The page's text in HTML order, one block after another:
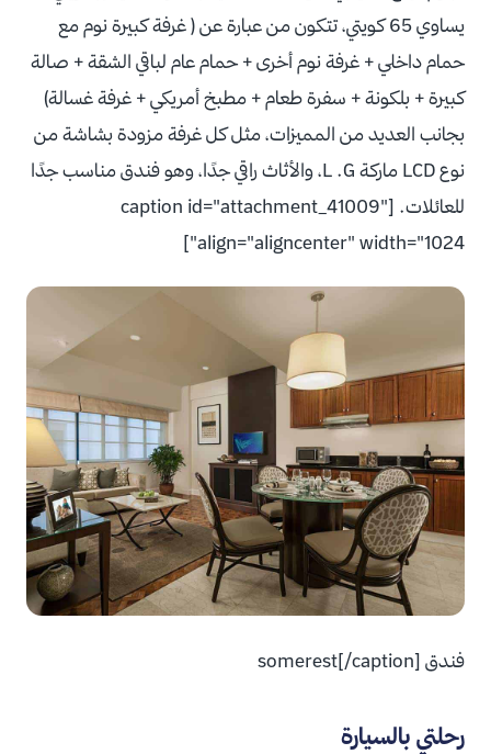
يساوي 65 كويتي، تتكون من عبارة عن ( غرفة كبيرة نوم مع
حمام داخلي + غرفة نوم أخرى + حمام عام لباقي الشقة + صالة
كبيرة + بلكونة + سفرة طعام + مطبخ أمريكي + غرفة غسالة)
بجانب العديد من المميزات، مثل كل غرفة مزودة بشاشة من
نوع LCD ماركة L .G، والأثاث راقي جدًا، وهو فندق مناسب جدًا
للعائلات. [caption id="attachment_41009"
align="aligncenter" width="1024"]
فندق somerest[/caption]
رحلتي بالسيارة